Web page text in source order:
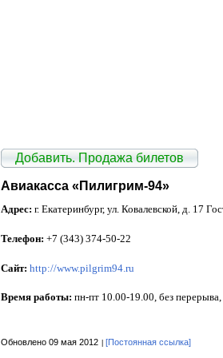
Добавить. Продажа билетов
Авиакасса «Пилигрим-94»
Адрес: г. Екатеринбург, ул. Ковалевской, д. 17
Телефон: +7 (343) 374-50-22
Сайт: http://www.pilgrim94.ru
Время работы: пн-пт 10.00-19.00, без
Обновлено 09 мая 2012 [Постоянная ссылка]